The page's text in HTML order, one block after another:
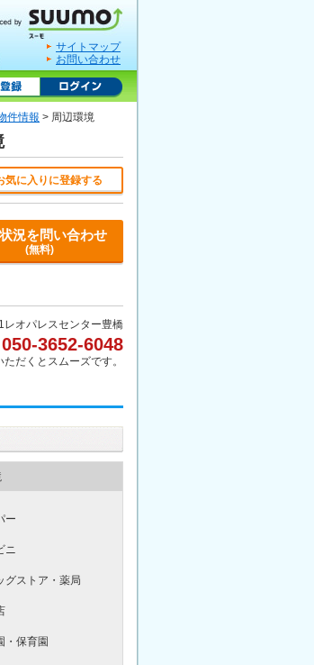
サイトマップ
お問い合わせ
件情報 > 周辺環境
気に入りに登録する
況を問い合わせ
(無料)
レオパレスセンター豊橋
3652-6048
だくとスムーズです。
ー
ニ
グストア・薬局
・保育園